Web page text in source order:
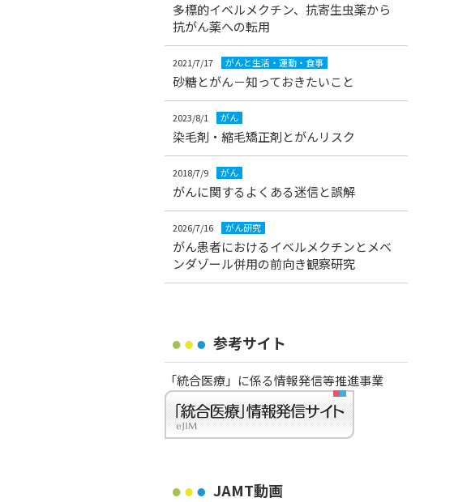
多標的イベルメクチン、抗寄生虫薬から
抗がん薬への転用
2021/7/17 がんと生活・運動・食事
砂糖とがん－知っておきたいこと
2023/8/1 がん
染毛剤・縮毛矯正剤とがんリスク
2018/7/9 がん
がんに関するよくある迷信と誤解
2026/7/16 がん研究
がん患者におけるイベルメクチンとメベ
ンダゾール併用の前向き観察研究
参考サイト
「統合医療」に係る情報発信等推進事業
JAMT動画